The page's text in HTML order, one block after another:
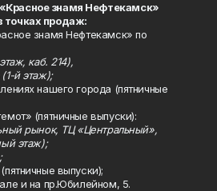
знамя Нефтекамск»
точках продаж:
знамя Нефтекамск» по
каб. 214),
й этаж);
нашего города (пятничные
(пятничные выпуски):
рынок, ТЦ «Центральный»,
этаж);
выпуски);
и на пр.Юбилейном, 5.